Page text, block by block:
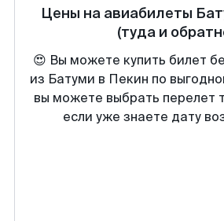
Цены на авиабилеты
(туда и
😍 Вы можете купить билет
из Батуми в Пекин по
вы можете выбрать перелет
если уже знаете дату